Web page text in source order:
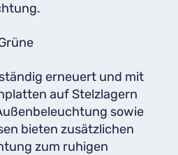
erneuert und mit
auf Stelzlagern
sowie
bieten zusätzlichen
zum ruhigen